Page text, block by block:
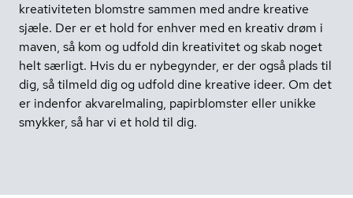
kreativiteten blomstre sammen med andre kreative
sjæle. Der er et hold for enhver med en kreativ drøm i
maven, så kom og udfold din kreativitet og skab noget
helt særligt. Hvis du er nybegynder, er der også plads til
dig, så tilmeld dig og udfold dine kreative ideer. Om det
er indenfor akvarelmaling, papirblomster eller unikke
smykker, så har vi et hold til dig.